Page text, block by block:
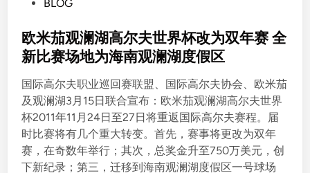
s
t
d
i
n
BLOG
欧米茄观澜湖高尔夫世界杯改为双年赛 全
新比赛场地为海南观澜湖度假区
国际高尔夫职业巡回赛联盟、国际高尔夫协会、欧米茄
及观澜湖3月15日联合宣布：欧米茄观澜湖高尔夫世界
杯2011年11月24日至27日将重返国际高尔夫赛程。届
时比赛将有几个重大转变。首先，赛事将更改为双年
赛，在奇数年举行；其次，总奖金升至750万美元，创
下新纪录；第三，迁移到海南观澜湖度假区一号球场